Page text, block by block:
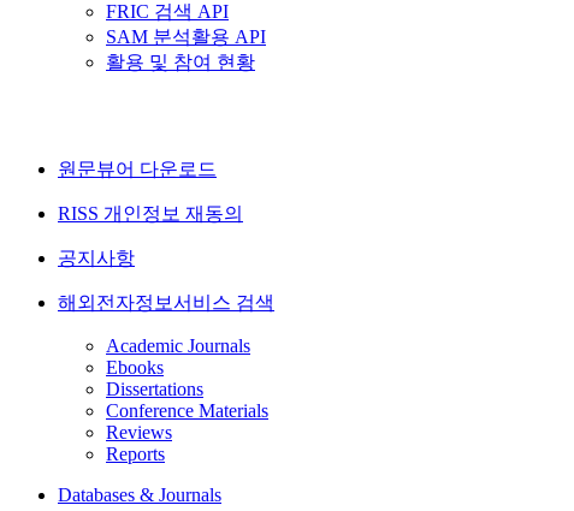
FRIC 검색 API
SAM 분석활용 API
활용 및 참여 현황
원문뷰어 다운로드
RISS 개인정보 재동의
공지사항
해외전자정보서비스 검색
Academic Journals
Ebooks
Dissertations
Conference Materials
Reviews
Reports
Databases & Journals